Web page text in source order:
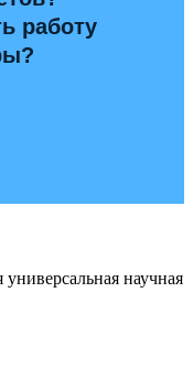
работу
научная